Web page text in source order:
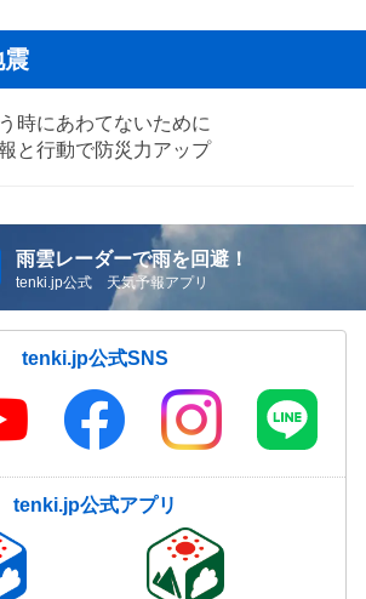
震
時にあわてないために
と行動で防災力アップ
雨雲レーダーで雨を回避！
tenki.jp公式 天気予報アプリ
tenki.jp公式SNS
tenki.jp公式アプリ